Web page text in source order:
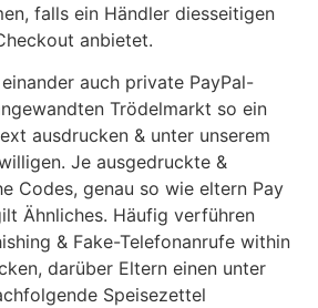
falls ein Händler diesseitigen
anbietet.
auch private PayPal-
Trödelmarkt so ein
ausdrucken & unter unserem
Je ausgedruckte &
Codes, genau so wie eltern Pay
Ähnliches. Häufig verführen
& Fake-Telefonanrufe within
darüber Eltern einen unter
Speisezettel